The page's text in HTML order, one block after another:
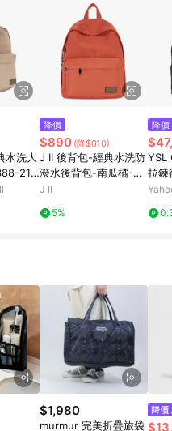
點/福利金/紅利折抵/折
轉賣不具回饋資格： 如
而非最終消費使用者，
水洗大
21-
降價
$890 (降$610)
J II 後背包-經典水洗防
潑水後背包-南瓜橘-63
88-25
J II
5%
降價
YSL
拉鍊
黑)
$1,980
murmur 完美折疊旅袋